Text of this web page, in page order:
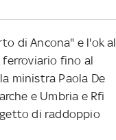
di Ancona" e l'ok al
fino al
ministra Paola De
e Umbria e Rfi
di raddoppio